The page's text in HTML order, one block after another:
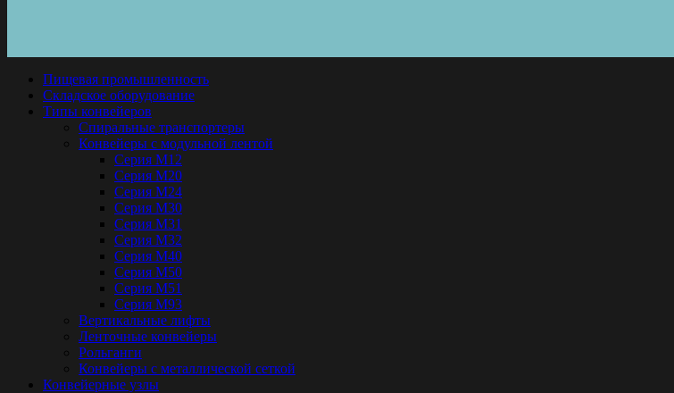
Пищевая промышленность
Складское оборудование
Типы конвейеров
Спиральные транспортеры
Конвейеры с модульной лентой
Серия М12
Серия М20
Серия М24
Серия М30
Серия М31
Серия М32
Серия М40
Серия М50
Серия М51
Серия М93
Вертикальные лифты
Ленточные конвейеры
Рольганги
Конвейеры с металлической сеткой
Конвейерные узлы